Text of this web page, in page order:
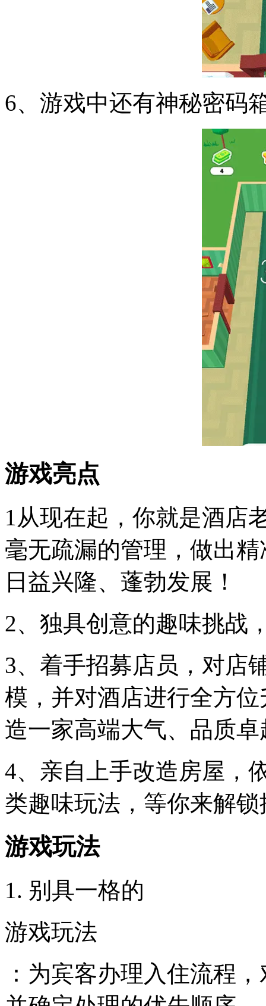
6、游戏中还有神秘密码
游戏亮点
1从现在起，你就是酒店
毫无疏漏的管理，做出
日益兴隆、蓬勃发展！
2、独具创意的趣味挑战
3、着手招募店员，对店
模，并对酒店进行全方
造一家高端大气、品质
4、亲自上手改造房屋，
类趣味玩法，等你来解锁
游戏玩法
1. 别具一格的
游戏玩法
：为宾客办理入住流程